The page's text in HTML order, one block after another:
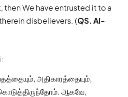
We have entrusted it to a
disbelievers. (QS. Al-
அதிகாரத்தையும்,
ஆகவே,